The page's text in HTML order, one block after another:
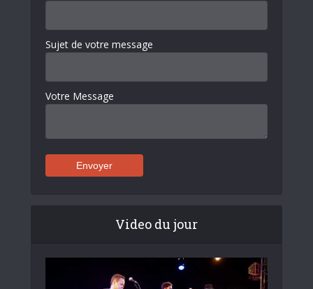
Sujet de votre message
Votre Message
Video du jour